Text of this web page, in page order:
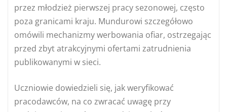
przez młodzież pierwszej pracy sezonowej, często
poza granicami kraju. Mundurowi szczegółowo
omówili mechanizmy werbowania ofiar, ostrzegając
przed zbyt atrakcyjnymi ofertami zatrudnienia
publikowanymi w sieci.
Uczniowie dowiedzieli się, jak weryfikować
pracodawców, na co zwracać uwagę przy